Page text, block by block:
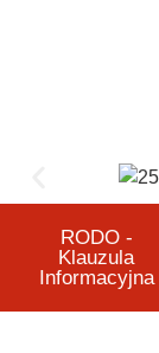
RODO -
Klauzula
Informacyjna